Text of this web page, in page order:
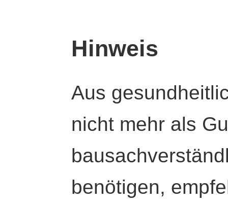
Hinweis
Aus
nicht mehr als
benötigen,